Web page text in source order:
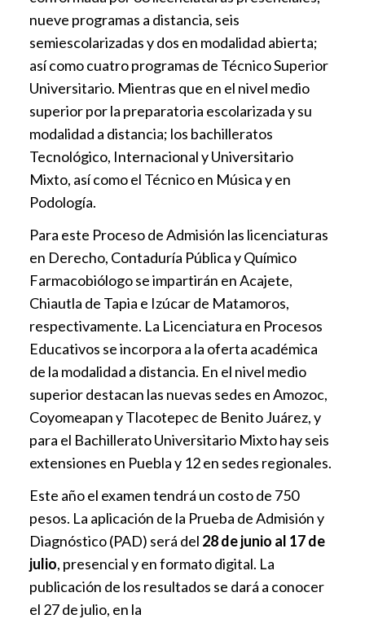
nueve programas a distancia, seis
semiescolarizadas y dos en modalidad abierta;
así como cuatro programas de Técnico Superior
Universitario. Mientras que en el nivel medio
superior por la preparatoria escolarizada y su
modalidad a distancia; los bachilleratos
Tecnológico, Internacional y Universitario
Mixto, así como el Técnico en Música y en
Podología.
Para este Proceso de Admisión las licenciaturas
en Derecho, Contaduría Pública y Químico
Farmacobiólogo se impartirán en Acajete,
Chiautla de Tapia e Izúcar de Matamoros,
respectivamente. La Licenciatura en Procesos
Educativos se incorpora a la oferta académica
de la modalidad a distancia. En el nivel medio
superior destacan las nuevas sedes en Amozoc,
Coyomeapan y Tlacotepec de Benito Juárez, y
para el Bachillerato Universitario Mixto hay seis
extensiones en Puebla y 12 en sedes regionales.
Este año el examen tendrá un costo de 750
pesos. La aplicación de la Prueba de Admisión y
Diagnóstico (PAD) será del 28 de junio al 17 de
julio, presencial y en formato digital. La
publicación de los resultados se dará a conocer
el 27 de julio, en la